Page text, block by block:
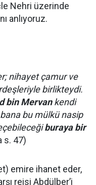
Nehri üzerinde
anlıyoruz.
nihayet çamur ve
birlikteydi.
bin Mervankendi
bu mülkü nasip
buraya bir
s. 47)
emire ihanet eder,
reisi Abdülber’i